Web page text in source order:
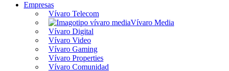
Empresas
Vívaro Telecom
Vívaro Media
Vívaro Digital
Vívaro Video
Vívaro Gaming
Vívaro Properties
Vívaro Comunidad